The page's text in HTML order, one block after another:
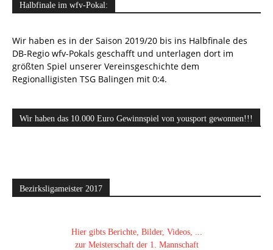
Halbfinale im wfv-Pokal:
Wir haben es in der Saison 2019/20 bis ins Halbfinale des
DB-Regio wfv-Pokals geschafft und unterlagen dort im
größten Spiel unserer Vereinsgeschichte dem
Regionalligisten TSG Balingen mit 0:4.
Wir haben das 10.000 Euro Gewinnspiel von yousport gewonnen!!!
Bezirksligameister 2017
Hier gibts Berichte, Bilder, Videos, ...
zur Meisterschaft der 1. Mannschaft